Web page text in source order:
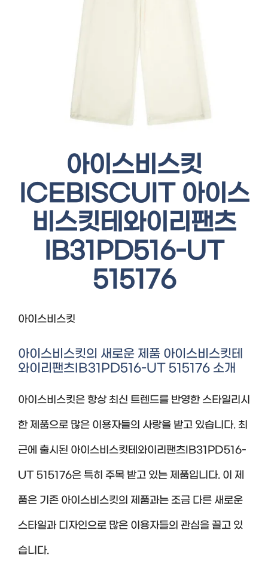
아이스비스킷
ICEBISCUIT 아이스
비스킷테와이리팬츠
IB31PD516-UT
515176
아이스비스킷
아이스비스킷의 새로운 제품 아이스비스킷테
와이리팬츠IB31PD516-UT 515176 소개
아이스비스킷은 항상 최신 트렌드를 반영한 스타일리시
한 제품으로 많은 이용자들의 사랑을 받고 있습니다. 최
근에 출시된 아이스비스킷테와이리팬츠IB31PD516-
UT 515176은 특히 주목 받고 있는 제품입니다. 이 제
품은 기존 아이스비스킷의 제품과는 조금 다른 새로운
스타일과 디자인으로 많은 이용자들의 관심을 끌고 있
습니다.